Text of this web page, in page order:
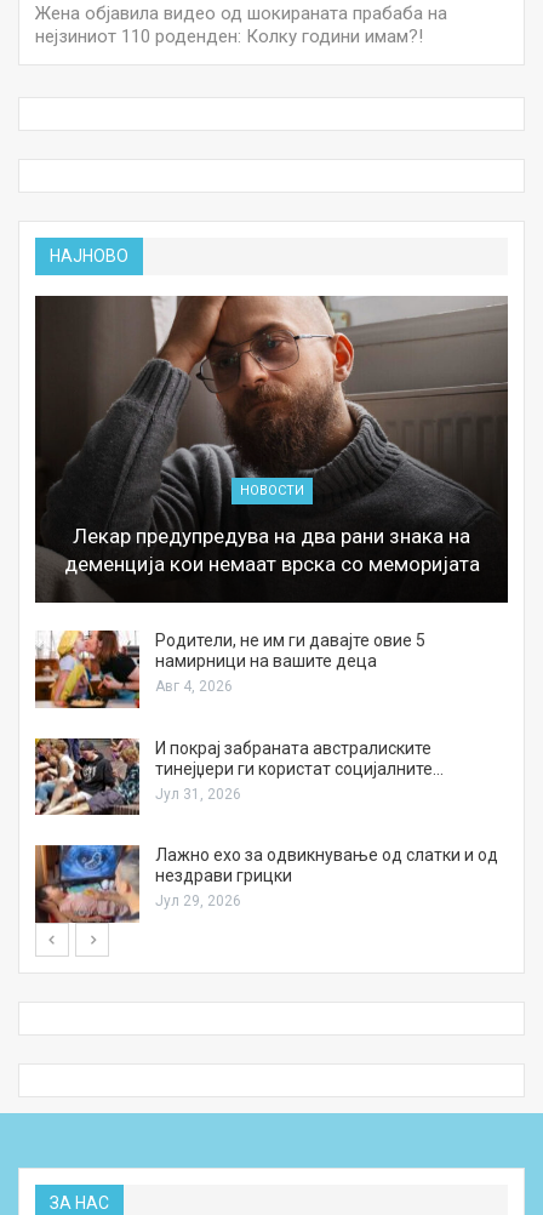
Жена објавила видео од шокираната прабаба на
нејзиниот 110 роденден: Колку години имам?!
НАЈНОВО
НОВОСТИ
Лекар предупредува на два рани знака на
деменција кои немаат врска со меморијата
Родители, не им ги давајте овие 5
намирници на вашите деца
Авг 4, 2026
И покрај забраната австралиските
тинејџери ги користат социјалните…
Јул 31, 2026
Лажно ехо за одвикнување од слатки и од
нездрави грицки
Јул 29, 2026
ЗА НАС